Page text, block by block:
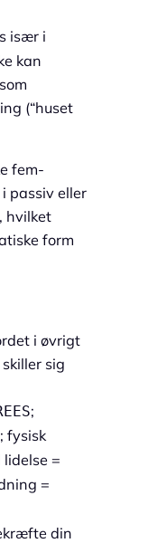
især i
kan
(“huset
fem-
passiv eller
hvilket
form
i øvrigt
sig
;
; fysisk
lidelse =
=
din